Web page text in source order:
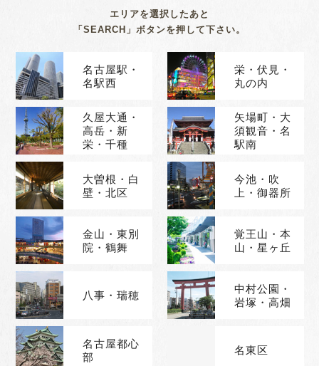
エリアを選択したあと
「SEARCH」ボタンを押して下さい。
名古屋駅・
名駅西
栄・伏見・
丸の内
久屋大通・
高岳・新
栄・千種
矢場町・大
須観音・名
駅南
大曽根・白
壁・北区
今池・吹
上・御器所
金山・東別
院・鶴舞
覚王山・本
山・星ヶ丘
八事・瑞穂
中村公園・
岩塚・高畑
名古屋都心
部
名東区